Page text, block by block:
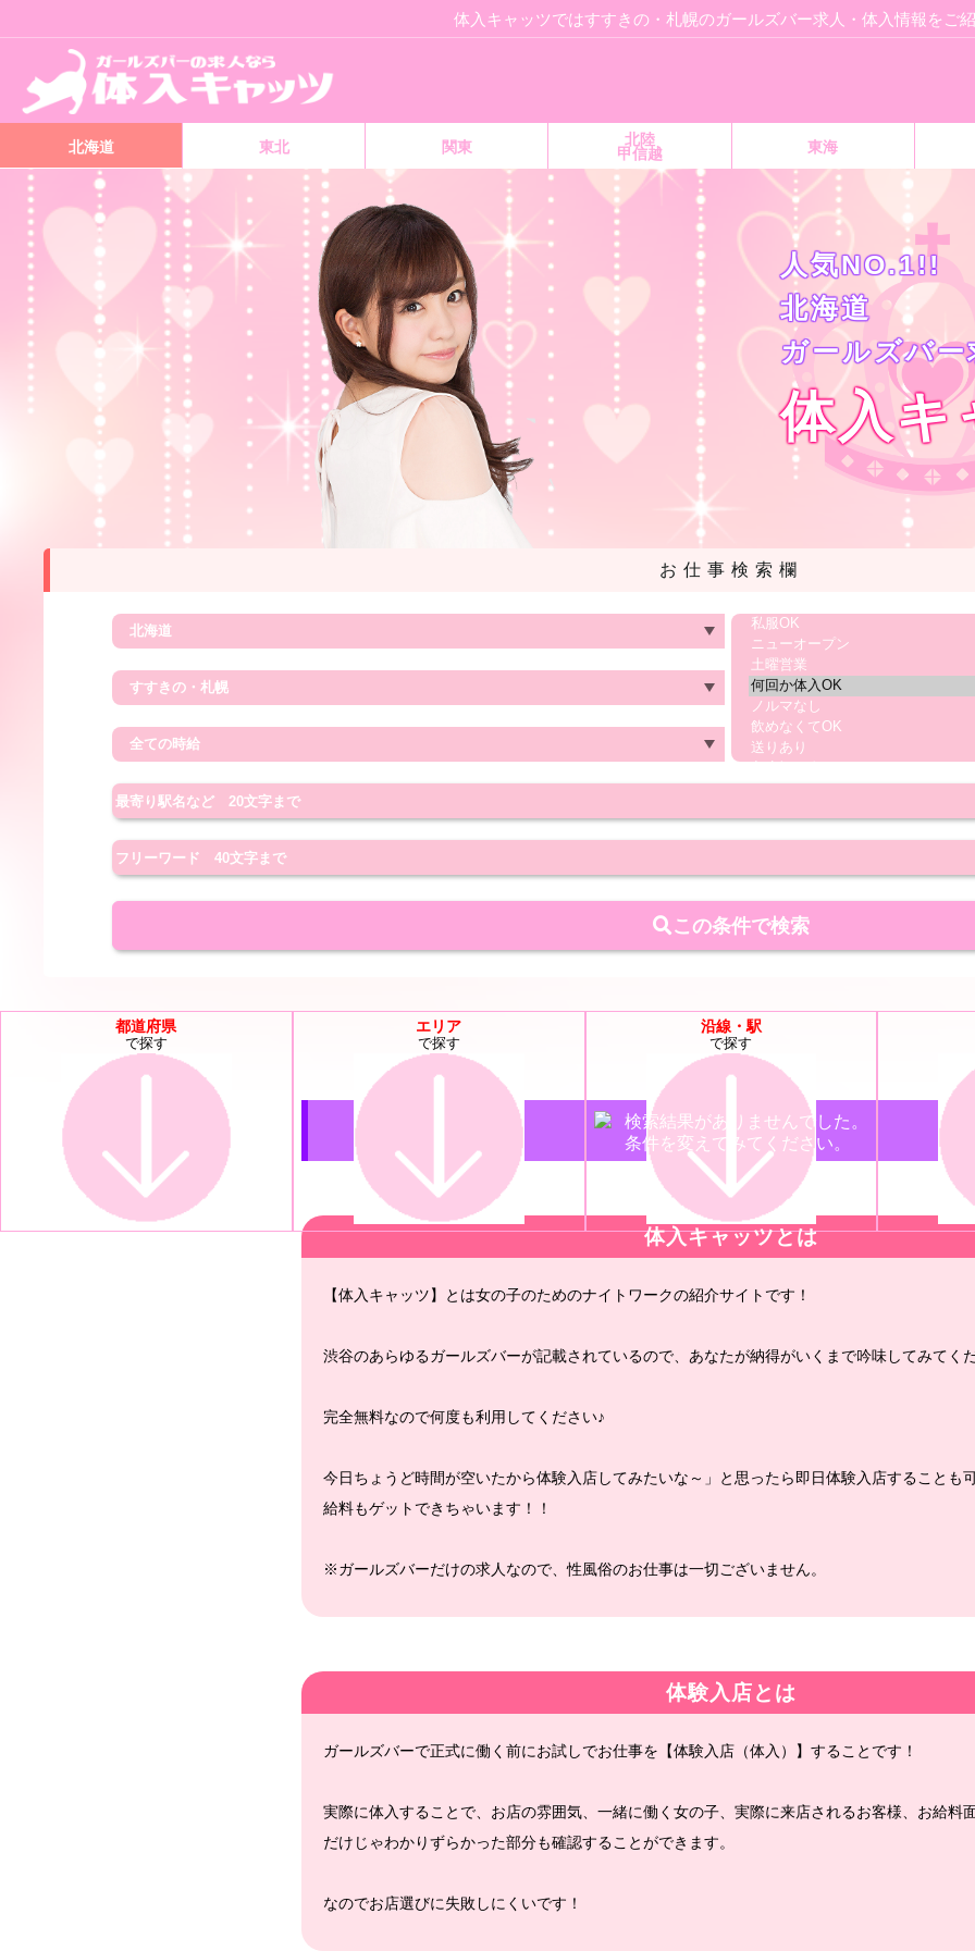
体入キャッツではすすきの・札幌のガールズバー求人・体入情報をご紹
北海道 東北 関東
北陸
甲信越
東海
人気NO.1!!
北海道
ガールズバー
体入キ
都道府県
で探す
エリア
で探す
沿線・駅
で探す
お仕事検索欄
この条件で検索
検索結果がありませんでした。
条件を変えてみてください。
体入キャッツとは
【体入キャッツ】とは女の子のためのナイトワークの紹介サイトです！
渋谷のあらゆるガールズバーが記載されているので、あなたが納得がいくまで吟味してみてく
完全無料なので何度も利用してください♪
今日ちょうど時間が空いたから体験入店してみたいな～」と思ったら即日体験入店することも
給料もゲットできちゃいます！！
※ガールズバーだけの求人なので、性風俗のお仕事は一切ございません。
体験入店とは
ガールズバーで正式に働く前にお試しでお仕事を【体験入店（体入）】することです！
実際に体入することで、お店の雰囲気、一緒に働く女の子、実際に来店されるお客様、お給料
だけじゃわかりずらかった部分も確認することができます。
なのでお店選びに失敗しにくいです！